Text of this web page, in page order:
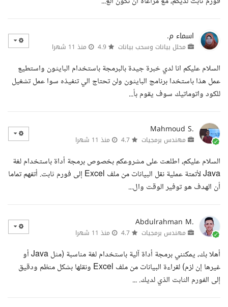
اسماء م.
محلل بيانات وسحب بيانات منذ 11 شهرا
السلام عليكم انا لدي خبرة جيدة بالبرمجة باستخدام البايثون واستطيع
عمل هذا باستخدا برنامج البايثون ولن تحتاج الي تنفيذه سوا عمل تشغيل
للكود واتوماتيك سوف يقوم بأ...
Mahmoud S.
مهندس برمجيات منذ 11 شهرا
السلام عليكم، اطلعت على مشروعكم بخصوص برمجة أداة باستخدام لغة
Java لأتمتة عملية نقل البيانات من ملف Excel إلى فورم ثابت. أتفهم تماما
أن الهدف هو توفير الوقت وال...
Abdulrahman M.
مهندس برمجيات منذ 11 شهرا
أهلا بك، يمكنني برمجة أداة آلية باستخدام لغة مناسبة (مثل Java أو
غيرها إن لزم) لقراءة البيانات من ملف Excel ونقلها بشكل منظم ودقيق
إلى الفورم الثابت الذي لديك. ...